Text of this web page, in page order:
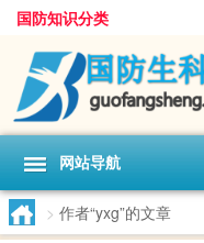
国防知识分类
网站导航
> 作者“yxg”的文章